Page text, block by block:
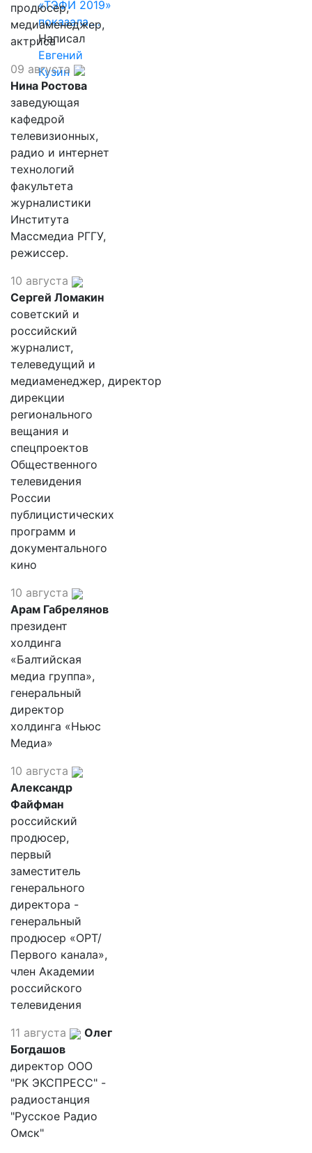
«ТЭФИ 2019»
показала,…
Написал
Евгений
Кузин
продюсер,
медиаменеджер,
актриса
09 августа
Нина Ростова
заведующая
кафедрой
телевизионных,
радио и интернет
технологий
факультета
журналистики
Института
Массмедиа РГГУ,
режиссер.
10 августа
Сергей Ломакин
советский и
российский
журналист,
телеведущий и
медиаменеджер, директор
дирекции
регионального
вещания и
спецпроектов
Общественного
телевидения
России
публицистических
программ и
документального
кино
10 августа
Арам Габрелянов
президент
холдинга
«Балтийская
медиа группа»,
генеральный
директор
холдинга «Ньюс
Медиа»
10 августа
Александр
Файфман
российский
продюсер,
первый
заместитель
генерального
директора -
генеральный
продюсер «ОРТ/
Первого канала»,
член Академии
российского
телевидения
11 августа
Олег
Богдашов
директор ООО
"РК ЭКСПРЕСС" -
радиостанция
"Русское Радио
Омск"